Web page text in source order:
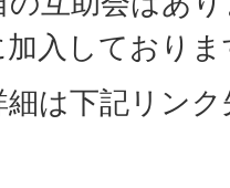
入しており
は下記リン